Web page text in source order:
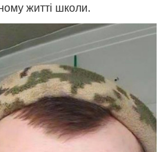
житті школи.